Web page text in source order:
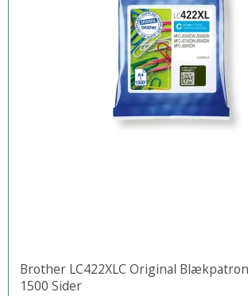
Brother LC422XLC Original Blækpatron
1500 Sider